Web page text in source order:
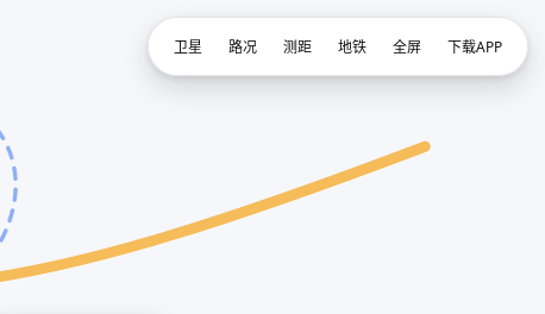
卫星 路况 测距 地铁 全屏 下载APP